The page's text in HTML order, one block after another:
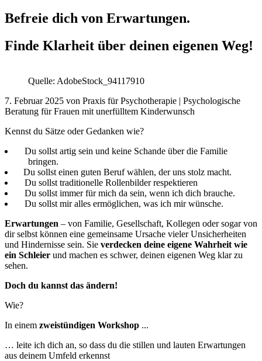
Befreie dich von Erwartungen.
Finde Klarheit über deinen eigenen Weg!
Quelle: AdobeStock_94117910
7. Februar 2025 von Praxis für Psychotherapie | Psychologische
Beratung für Frauen mit unerfülltem Kinderwunsch
Kennst du Sätze oder Gedanken wie?
Du sollst artig sein und keine Schande über die Familie
bringen.
Du sollst einen guten Beruf wählen, der uns stolz macht.
Du sollst traditionelle Rollenbilder respektieren
Du sollst immer für mich da sein, wenn ich dich brauche.
Du sollst mir alles ermöglichen, was ich mir wünsche.
Erwartungen – von Familie, Gesellschaft, Kollegen oder sogar von
dir selbst können eine gemeinsame Ursache vieler Unsicherheiten
und Hindernisse sein. Sie verdecken deine eigene Wahrheit wie
ein Schleier und machen es schwer, deinen eigenen Weg klar zu
sehen.
Doch du kannst das ändern!
Wie?
In einem zweistündigen Workshop ...
… leite ich dich an, so dass du die stillen und lauten Erwartungen
aus deinem Umfeld erkennst